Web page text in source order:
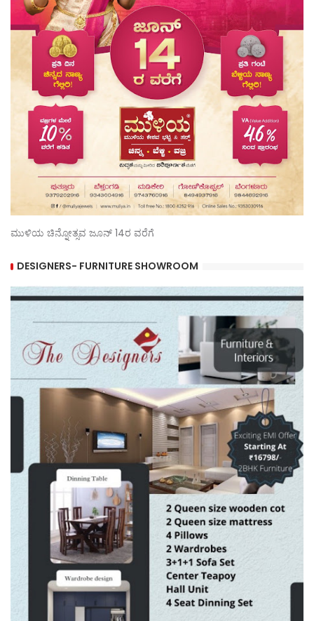
ಮುಳಿಯ ಚಿನ್ನೋತ್ಸವ ಜೂನ್ 14ರ ವರೆಗೆ
DESIGNERS- FURNITURE SHOWROOM